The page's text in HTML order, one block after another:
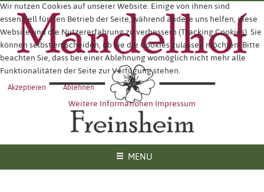
MENU
Wir nutzen Cookies auf unserer Website. Einige von ihnen sind
essenziell für den Betrieb der Seite, während andere uns helfen, diese
Website und die Nutzererfahrung zu verbessern (Tracking Cookies). Sie
können selbst entscheiden, ob Sie die Cookies zulassen möchten. Bitte
beachten Sie, dass bei einer Ablehnung womöglich nicht mehr alle
Funktionalitäten der Seite zur Verfügung stehen.
Akzeptieren Ablehnen
Weitere InformationenImpressum